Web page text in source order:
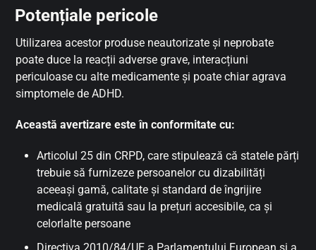
Potențiale pericole
Utilizarea acestor produse neautorizate și neprobate
poate duce la reacții adverse grave, interacțiuni
periculoase cu alte medicamente și poate chiar agrava
simptomele de ADHD.
Această avertizare este în conformitate cu:
Articolul 25 din CRPD, care stipulează că statele părți
trebuie să furnizeze persoanelor cu dizabilități
aceeași gamă, calitate și standard de îngrijire
medicală gratuită sau la prețuri accesibile, ca și
celorlalte persoane